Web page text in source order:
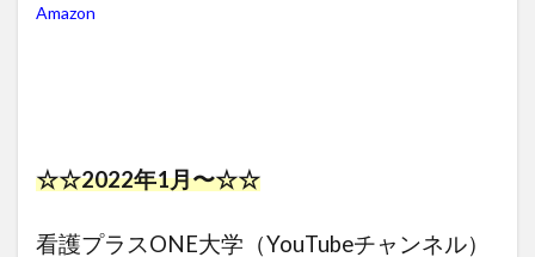
Amazon
☆☆2022年1月〜☆☆
看護プラスONE大学（YouTubeチャンネル）